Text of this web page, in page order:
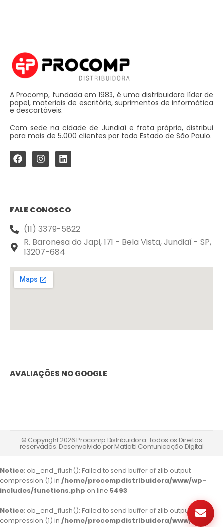
A Procomp, fundada em 1983, é uma distribuidora líder de
papel, materiais de escritório, suprimentos de informática
e descartáveis.
Com sede na cidade de Jundiaí e frota própria, distribui
para mais de 5.000 clientes por todo Estado de São Paulo.
FALE CONOSCO
(11) 3379-5822
R. Baronesa do Japi, 171 - Bela Vista, Jundiaí - SP,
13207-684
AVALIAÇÕES NO GOOGLE
© Copyright 2026 Procomp Distribuidora. Todos os Direitos
reservados. Desenvolvido porMatiotti Comunicação Digital
Notice: ob_end_flush(): Failed to send buffer of zlib output
compression (1) in /home/procompdistribuidora/www/wp-
includes/functions.php on line 5493
Notice: ob_end_flush(): Failed to send buffer of zlib output
compression (1) in /home/procompdistribuidora/www/wp-